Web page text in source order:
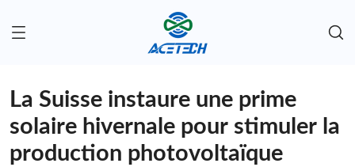
La Suisse instaure une prime
solaire hivernale pour stimuler la
production photovoltaïque